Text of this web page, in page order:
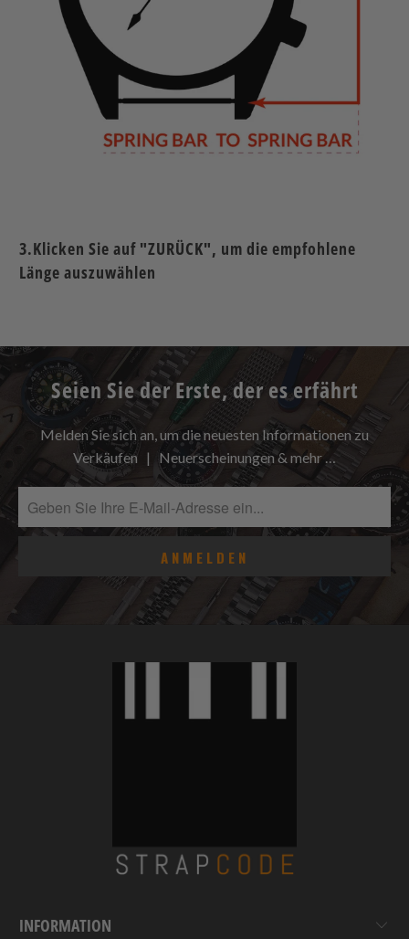
3.Klicken Sie auf "ZURÜCK", um die empfohlene
Länge auszuwählen
Seien Sie der Erste, der es erfährt
Melden Sie sich an, um die neuesten Informationen zu
Verkäufen | Neuerscheinungen & mehr …
INFORMATION